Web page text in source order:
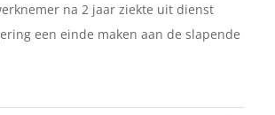
na 2 jaar ziekte uit dienst
een einde maken aan de slapende